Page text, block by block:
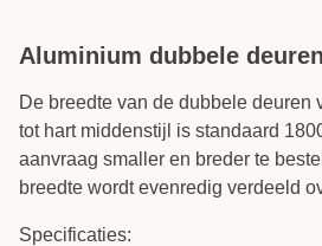
Aluminium dubbele
De breedte van de dubbele deuren
tot hart middenstijl is standaard
aanvraag smaller en breder te
breedte wordt evenredig verdeeld
Specificaties: